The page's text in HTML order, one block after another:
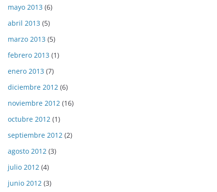
mayo 2013 (6)
abril 2013 (5)
marzo 2013 (5)
febrero 2013 (1)
enero 2013 (7)
diciembre 2012 (6)
noviembre 2012 (16)
octubre 2012 (1)
septiembre 2012 (2)
agosto 2012 (3)
julio 2012 (4)
junio 2012 (3)